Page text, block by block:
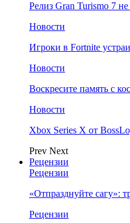
Релиз Gran Turismo 7 не
Новости
Игроки в Fortnite
Новости
Воскресите память с
Новости
Xbox Series X от
Prev Next
Рецензии
Рецензии
«Отпразднуйте сагу»:
Рецензии